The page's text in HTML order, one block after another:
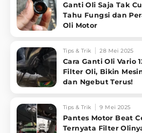
Ganti Oli Saja Tak
Tahu Fungsi dan
Oli Motor
Tips & Trik 28 Mei 2025
Cara Ganti Oli Vario
Filter Oli, Bikin
dan Ngebut Terus!
Tips & Trik 9 Mei 2025
Pantes Motor Beat
Ternyata Filter